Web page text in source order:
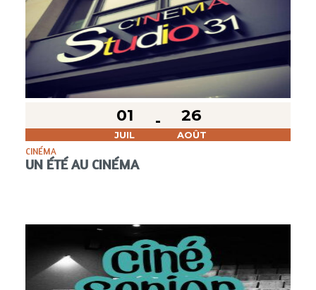
01
JUIL
26
AOÛT
CINÉMA
UN ÉTÉ AU CINÉMA